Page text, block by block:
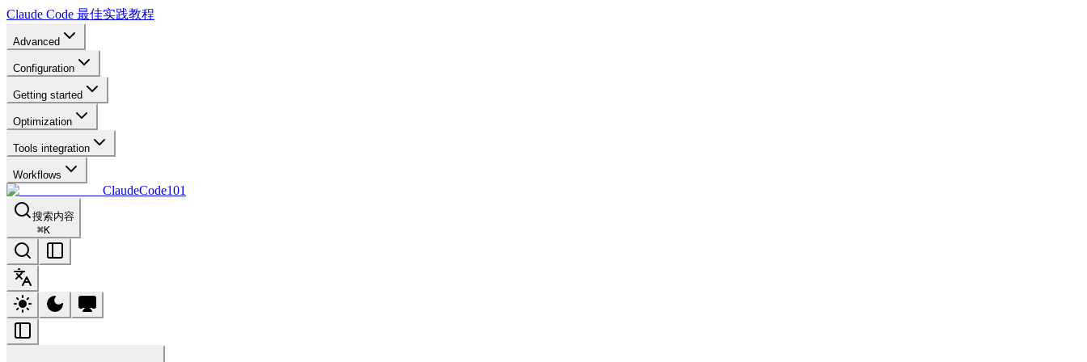
Claude Code 最佳实践教程
Advanced
Configuration
Getting started
Optimization
Tools integration
Workflows
ClaudeCode101
搜索内容
⌘K